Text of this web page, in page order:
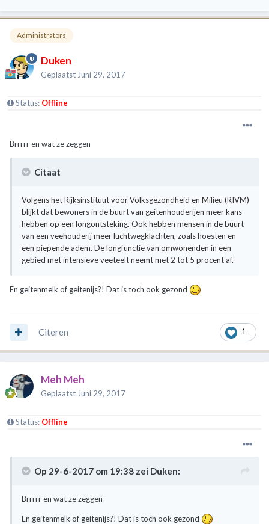
Administrators
Duken
Geplaatst Juni 29, 2017
Status: Offline
Brrrrr en wat ze zeggen
Citaat
Volgens het Rijksinstituut voor Volksgezondheid en Milieu (RIVM)
blijkt dat bewoners in de buurt van geitenhouderijen meer kans
hebben op een longontsteking. Ook hebben mensen in de buurt
van een veehouderij meer luchtwegklachten, zoals hoesten en
een piepende adem. De longfunctie van omwonenden in een
gebied met intensieve veeteelt neemt met 2 tot 5 procent af.
En geitenmelk of geitenijs?! Dat is toch ook gezond
1
Citeren
Meh Meh
Geplaatst Juni 29, 2017
Status: Offline
Op 29-6-2017 om 19:38 zei Duken:
Brrrrr en wat ze zeggen
En geitenmelk of geitenijs?! Dat is toch ook gezond